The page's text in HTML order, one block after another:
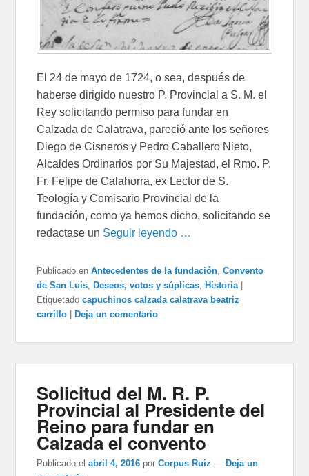
El 24 de mayo de 1724, o sea, después de
haberse dirigido nuestro P. Provincial a S. M. el
Rey solicitando permiso para fundar en
Calzada de Calatrava, pareció ante los señores
Diego de Cisneros y Pedro Caballero Nieto,
Alcaldes Ordinarios por Su Majestad, el Rmo. P.
Fr. Felipe de Calahorra, ex Lector de S.
Teología y Comisario Provincial de la
fundación, como ya hemos dicho, solicitando se
redactase un Seguir leyendo …
Publicado en Antecedentes de la fundación ,Convento
de San Luis ,Deseos, votos y súplicas ,Historia |
Etiquetado capuchinos calzada calatrava beatriz
carrillo |Deja un comentario
Solicitud del M. R. P.
Provincial al Presidente del
Reino para fundar en
Calzada el convento
Publicado el abril 4, 2016 porCorpus Ruiz — Deja un